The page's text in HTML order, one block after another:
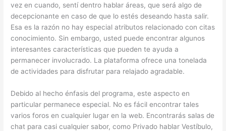
vez en cuando, sentí dentro hablar áreas, que será algo de
decepcionante en caso de que lo estés deseando hasta salir.
Esa es la razón no hay especial atributos relacionado con citas
conocimiento. Sin embargo, usted puede encontrar algunos
interesantes características que pueden te ayuda a
permanecer involucrado. La plataforma ofrece una tonelada
de actividades para disfrutar para relajado agradable.
Debido al hecho énfasis del programa, este aspecto en
particular permanece especial. No es fácil encontrar tales
varios foros en cualquier lugar en la web. Encontrarás salas de
chat para casi cualquier sabor, como Privado hablar Vestíbulo,